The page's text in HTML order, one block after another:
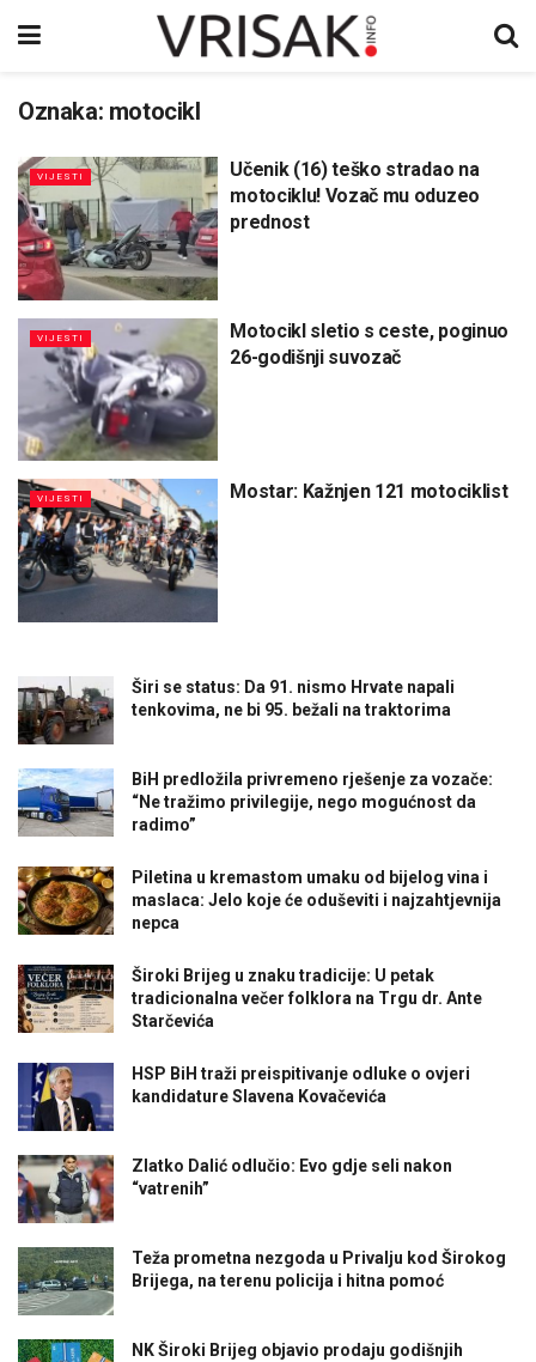
Oznaka: motocikl
VIJESTI
Učenik (16) teško stradao na
motociklu! Vozač mu oduzeo
prednost
VIJESTI
Motocikl sletio s ceste, poginuo
26-godišnji suvozač
VIJESTI Mostar: Kažnjen 121 motociklist
Širi se status: Da 91. nismo Hrvate napali
tenkovima, ne bi 95. bežali na traktorima
BiH predložila privremeno rješenje za vozače:
“Ne tražimo privilegije, nego mogućnost da
radimo”
Piletina u kremastom umaku od bijelog vina i
maslaca: Jelo koje će oduševiti i najzahtjevnija
nepca
Široki Brijeg u znaku tradicije: U petak
tradicionalna večer folklora na Trgu dr. Ante
Starčevića
HSP BiH traži preispitivanje odluke o ovjeri
kandidature Slavena Kovačevića
Zlatko Dalić odlučio: Evo gdje seli nakon
“vatrenih”
Teža prometna nezgoda u Privalju kod Širokog
Brijega, na terenu policija i hitna pomoć
NK Široki Brijeg objavio prodaju godišnjih